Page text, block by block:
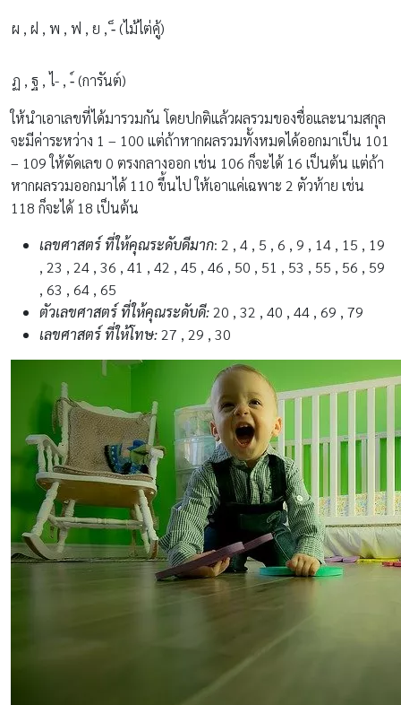
ผ , ฝ , พ , ฟ , ย , -็ (ไม้ไต่คู้)
ฏ , ฐ , ไ- , -์ (การันต์)
ให้นำเอาเลขที่ได้มารวมกัน โดยปกติแล้วผลรวมของชื่อและนามสกุล
จะมีค่าระหว่าง 1 – 100 แต่ถ้าหากผลรวมทั้งหมดได้ออกมาเป็น 101
– 109 ให้ตัดเลข 0 ตรงกลางออก เช่น 106 ก็จะได้ 16 เป็นต้น แต่ถ้า
หากผลรวมออกมาได้ 110 ขึ้นไป ให้เอาแค่เฉพาะ 2 ตัวท้าย เช่น
118 ก็จะได้ 18 เป็นต้น
เลขศาสตร์ ที่ให้คุณระดับดีมาก: 2 , 4 , 5 , 6 , 9 , 14 , 15 , 19
, 23 , 24 , 36 , 41 , 42 , 45 , 46 , 50 , 51 , 53 , 55 , 56 , 59
, 63 , 64 , 65
ตัวเลขศาสตร์ ที่ให้คุณระดับดี:20 , 32 , 40 , 44 , 69 , 79
เลขศาสตร์ ที่ให้โทษ:27 , 29 , 30